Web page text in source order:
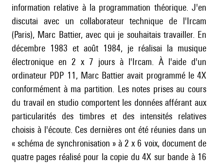
information relative à la programmation théorique. J'en
discutai avec un collaborateur technique de l'Ircam
(Paris), Marc Battier, avec qui je souhaitais travailler. En
décembre 1983 et août 1984, je réalisai la musique
électronique en 2 x 7 jours à l'Ircam. À l'aide d'un
ordinateur PDP 11, Marc Battier avait programmé le 4X
conformément à ma partition. Les notes prises au cours
du travail en studio comportent les données afférant aux
particularités des timbres et des intensités relatives
choisis à l'écoute. Ces dernières ont été réunies dans un
« schéma de synchronisation » à 2 x 6 voix, document de
quatre pages réalisé pour la copie du 4X sur bande à 16